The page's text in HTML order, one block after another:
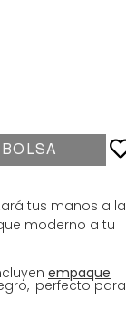
tus manos a la
moderno a tu
empaque
¡perfecto para